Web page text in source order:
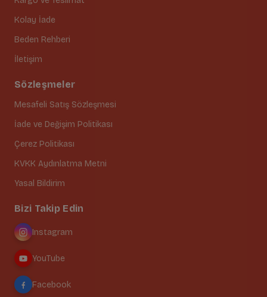
Kolay İade
Beden Rehberi
İletişim
Sözleşmeler
Mesafeli Satış Sözleşmesi
İade ve Değişim Politikası
Çerez Politikası
KVKK Aydınlatma Metni
Yasal Bildirim
Bizi Takip Edin
Instagram
YouTube
Facebook